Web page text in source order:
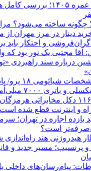
هزینه حج عمره ۱۴۰۵؛
چگونه ساخته می‌شود؟
دینار در مرز مهران از
و احتکار باید
آقا مجتبی یک نور بود که
درباره سند راهبردی
افشای
آسیب به ۱۱۶ دکل مخابراتی
و اینترنت ‌قطع شده است
بازده اجاره در تهران؛
است؟
هیدروژنی هند راه‌اندازی
و پرنسیپ؛ مسیر جدید و
پیام‌رسان‌های داخلی